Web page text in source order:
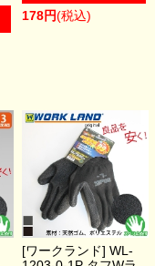
178円(税込)
[ワークランド] WL-